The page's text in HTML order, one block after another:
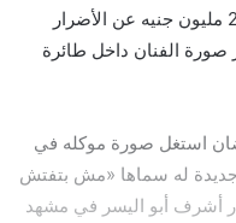
رقم 119 لسنة 2020 بتعويض لموكله 25 مليون جنيه عن الأضرار
صورة الفنان داخل طائرة
استغل صورة موكله في
جديدة له سماها «مش بتفتش
أشرف أبو اليسر في مشهد